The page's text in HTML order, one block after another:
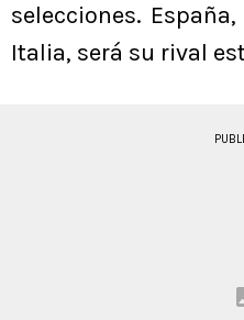
selecciones.
Italia, será su rival